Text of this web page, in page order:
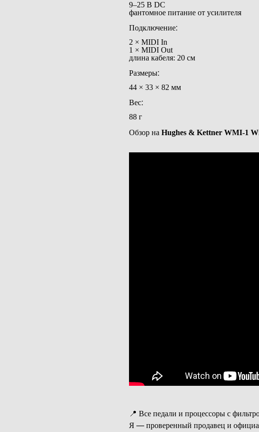
9–25 В DC
фантомное питание от усилителя
Подключение:
2 × MIDI In
1 × MIDI Out
длина кабеля: 20 см
Размеры:
44 × 33 × 82 мм
Вес:
88 г
Обзор наHughes & Kettner WMI-1
📍 Все педали и процессоры с
Я — проверенный продавец и